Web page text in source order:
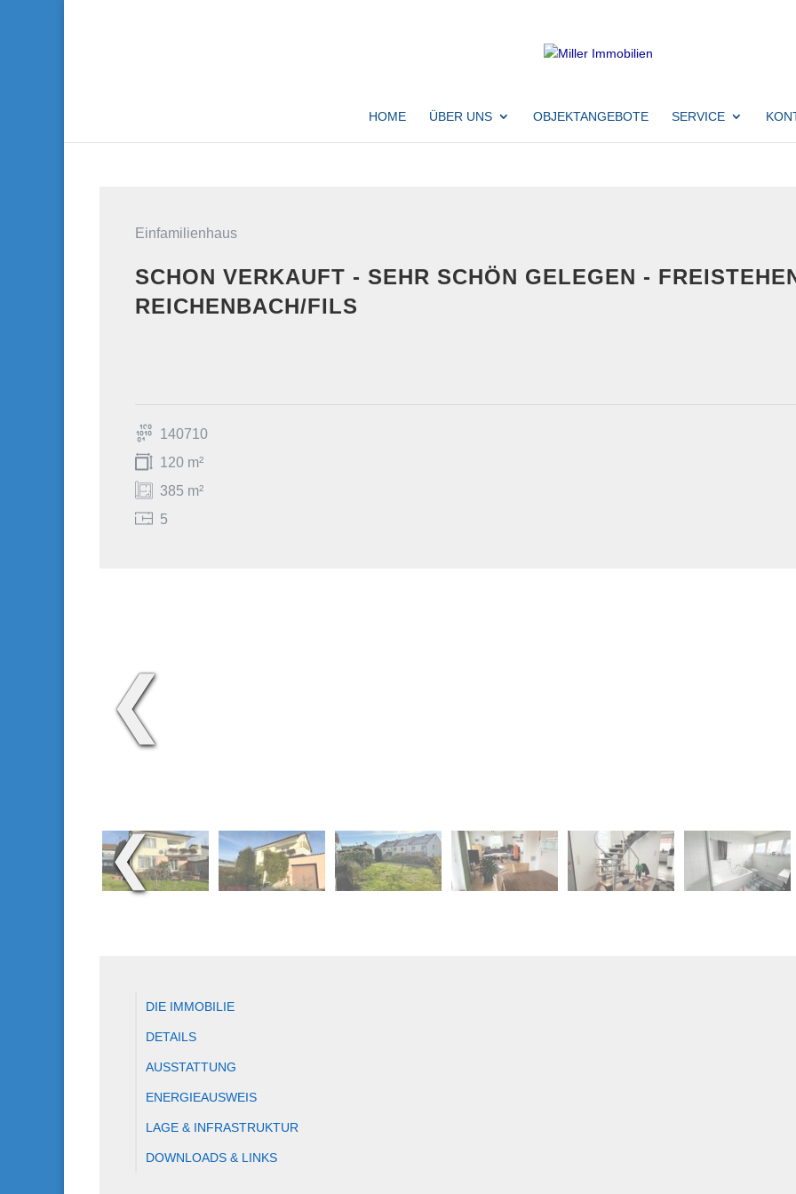
HOME ÜBER UNS OBJEKTANGEBOTE SERVICE
Einfamilienhaus
SCHON VERKAUFT - SEHR SCHÖN GELEGEN -
REICHENBACH/FILS
140710
120 m²
385 m²
5
❮
❮
DIE IMMOBILIE
DETAILS
AUSSTATTUNG
ENERGIEAUSWEIS
LAGE & INFRASTRUKTUR
DOWNLOADS & LINKS